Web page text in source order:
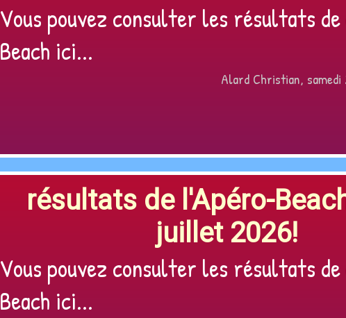
Vous pouvez consulter les résultats
Beach ici...
Alard Christian,
résultats de l'Apéro-
juillet 2026!
Vous pouvez consulter les résultats
Beach ici...